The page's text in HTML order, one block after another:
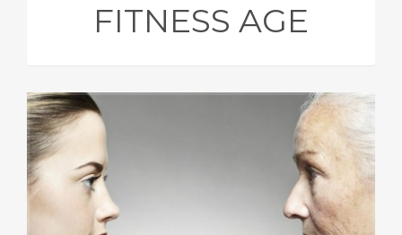
FITNESS AGE